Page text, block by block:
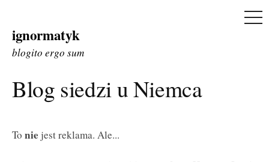
Skip
to
ignormatyk
blogito ergo sum
Blog siedzi u Niemca
To nie jest reklama. Ale...